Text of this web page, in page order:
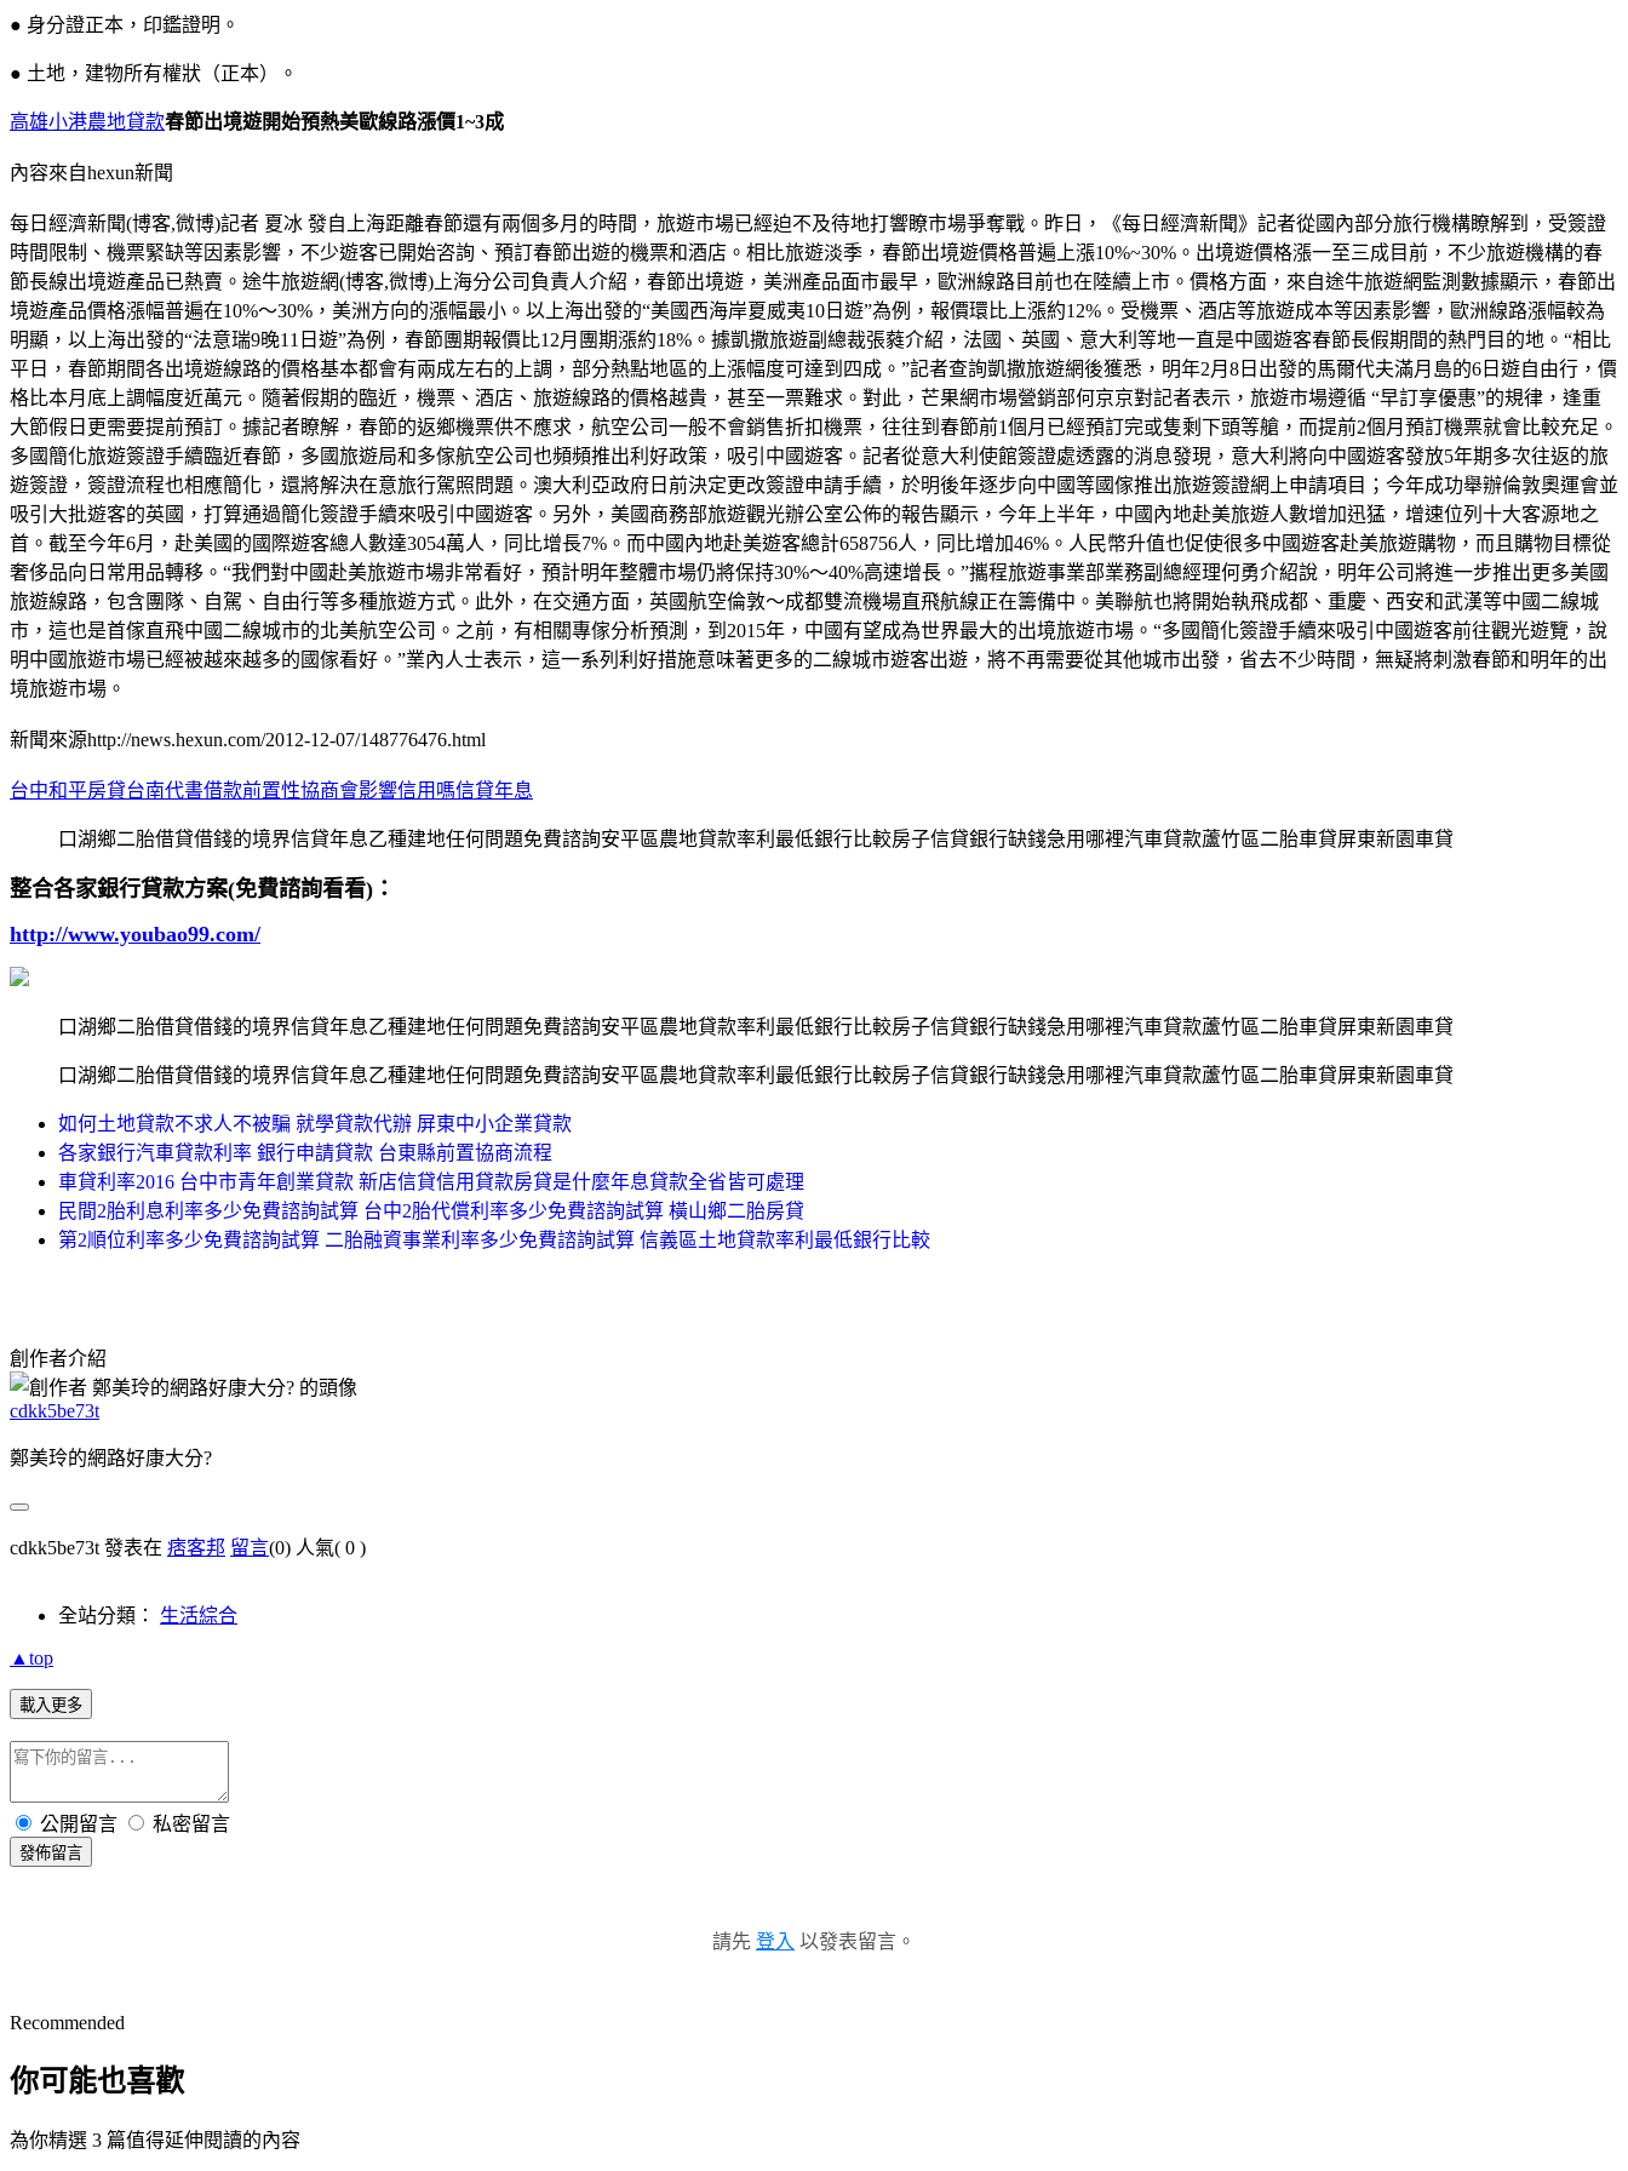
● 身分證正本，印鑑證明。
● 土地，建物所有權狀（正本）。
高雄小港農地貸款春節出境遊開始預熱美歐線路漲價1~3成
內容來自hexun新聞
每日經濟新聞(博客,微博)記者 夏冰 發自上海距離春節還有兩個多月的時間，旅遊市場已經迫不及待地打響瞭市場爭奪戰。昨日，《每日經濟新聞》記者從國內部分旅行機構瞭解到，受簽證
時間限制、機票緊缺等因素影響，不少遊客已開始咨詢、預訂春節出遊的機票和酒店。相比旅遊淡季，春節出境遊價格普遍上漲10%~30%。出境遊價格漲一至三成目前，不少旅遊機構的春
節長線出境遊產品已熱賣。途牛旅遊網(博客,微博)上海分公司負責人介紹，春節出境遊，美洲產品面市最早，歐洲線路目前也在陸續上市。價格方面，來自途牛旅遊網監測數據顯示，春節出
境遊產品價格漲幅普遍在10%～30%，美洲方向的漲幅最小。以上海出發的“美國西海岸夏威夷10日遊”為例，報價環比上漲約12%。受機票、酒店等旅遊成本等因素影響，歐洲線路漲幅較為
明顯，以上海出發的“法意瑞9晚11日遊”為例，春節團期報價比12月團期漲約18%。據凱撒旅遊副總裁張蕤介紹，法國、英國、意大利等地一直是中國遊客春節長假期間的熱門目的地。“相比
平日，春節期間各出境遊線路的價格基本都會有兩成左右的上調，部分熱點地區的上漲幅度可達到四成。”記者查詢凱撒旅遊網後獲悉，明年2月8日出發的馬爾代夫滿月島的6日遊自由行，價
格比本月底上調幅度近萬元。隨著假期的臨近，機票、酒店、旅遊線路的價格越貴，甚至一票難求。對此，芒果網市場營銷部何京京對記者表示，旅遊市場遵循 “早訂享優惠”的規律，逢重
大節假日更需要提前預訂。據記者瞭解，春節的返鄉機票供不應求，航空公司一般不會銷售折扣機票，往往到春節前1個月已經預訂完或隻剩下頭等艙，而提前2個月預訂機票就會比較充足。
多國簡化旅遊簽證手續臨近春節，多國旅遊局和多傢航空公司也頻頻推出利好政策，吸引中國遊客。記者從意大利使館簽證處透露的消息發現，意大利將向中國遊客發放5年期多次往返的旅
遊簽證，簽證流程也相應簡化，還將解決在意旅行駕照問題。澳大利亞政府日前決定更改簽證申請手續，於明後年逐步向中國等國傢推出旅遊簽證網上申請項目；今年成功舉辦倫敦奧運會並
吸引大批遊客的英國，打算通過簡化簽證手續來吸引中國遊客。另外，美國商務部旅遊觀光辦公室公佈的報告顯示，今年上半年，中國內地赴美旅遊人數增加迅猛，增速位列十大客源地之
首。截至今年6月，赴美國的國際遊客總人數達3054萬人，同比增長7%。而中國內地赴美遊客總計658756人，同比增加46%。人民幣升值也促使很多中國遊客赴美旅遊購物，而且購物目標從
奢侈品向日常用品轉移。“我們對中國赴美旅遊市場非常看好，預計明年整體市場仍將保持30%～40%高速增長。”攜程旅遊事業部業務副總經理何勇介紹說，明年公司將進一步推出更多美國
旅遊線路，包含團隊、自駕、自由行等多種旅遊方式。此外，在交通方面，英國航空倫敦～成都雙流機場直飛航線正在籌備中。美聯航也將開始執飛成都、重慶、西安和武漢等中國二線城
市，這也是首傢直飛中國二線城市的北美航空公司。之前，有相關專傢分析預測，到2015年，中國有望成為世界最大的出境旅遊市場。“多國簡化簽證手續來吸引中國遊客前往觀光遊覽，說
明中國旅遊市場已經被越來越多的國傢看好。”業內人士表示，這一系列利好措施意味著更多的二線城市遊客出遊，將不再需要從其他城市出發，省去不少時間，無疑將刺激春節和明年的出
境旅遊市場。
新聞來源http://news.hexun.com/2012-12-07/148776476.html
台中和平房貸台南代書借款前置性協商會影響信用嗎信貸年息
口湖鄉二胎借貸借錢的境界信貸年息乙種建地任何問題免費諮詢安平區農地貸款率利最低銀行比較房子信貸銀行缺錢急用哪裡汽車貸款蘆竹區二胎車貸屏東新園車貸
整合各家銀行貸款方案(免費諮詢看看)：
http://www.youbao99.com/
口湖鄉二胎借貸借錢的境界信貸年息乙種建地任何問題免費諮詢安平區農地貸款率利最低銀行比較房子信貸銀行缺錢急用哪裡汽車貸款蘆竹區二胎車貸屏東新園車貸
口湖鄉二胎借貸借錢的境界信貸年息乙種建地任何問題免費諮詢安平區農地貸款率利最低銀行比較房子信貸銀行缺錢急用哪裡汽車貸款蘆竹區二胎車貸屏東新園車貸
如何土地貸款不求人不被騙 就學貸款代辦 屏東中小企業貸款
各家銀行汽車貸款利率 銀行申請貸款 台東縣前置協商流程
車貸利率2016 台中市青年創業貸款 新店信貸信用貸款房貸是什麼年息貸款全省皆可處理
民間2胎利息利率多少免費諮詢試算 台中2胎代償利率多少免費諮詢試算 橫山鄉二胎房貸
第2順位利率多少免費諮詢試算 二胎融資事業利率多少免費諮詢試算 信義區土地貸款率利最低銀行比較
創作者介紹
cdkk5be73t
鄭美玲的網路好康大分?
cdkk5be73t 發表在 痞客邦 留言(0) 人氣( 0 )
全站分類： 生活綜合
▲top
載入更多
公開留言 私密留言
發佈留言
請先 登入 以發表留言。
Recommended
你可能也喜歡
為你精選 3 篇值得延伸閱讀的內容